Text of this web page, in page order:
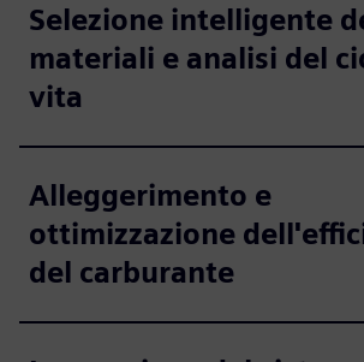
Selezione intelligente
materiali e analisi del
vita
Alleggerimento e
ottimizzazione
del carburante